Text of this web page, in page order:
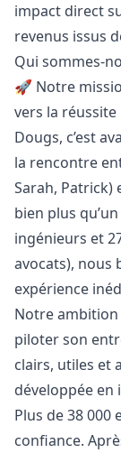
impact direct
revenus issus
Qui sommes-
🚀 Notre
vers la réussite
Dougs, c’est
la rencontre
Sarah, Patrick)
bien plus
ingénieurs et
avocats), nous
expérience
Notre
piloter son
clairs, utiles et
développée en
Plus de 38
confiance.